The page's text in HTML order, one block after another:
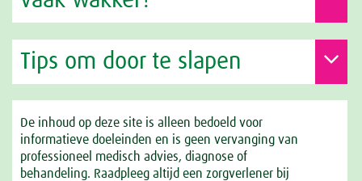
Tips om door te slapen
De inhoud op deze site is alleen bedoeld voor
informatieve doeleinden en is geen vervanging van
professioneel medisch advies, diagnose of
behandeling. Raadpleeg altijd een zorgverlener bij